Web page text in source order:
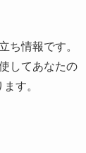
ち情報です。
してあなたの
す。